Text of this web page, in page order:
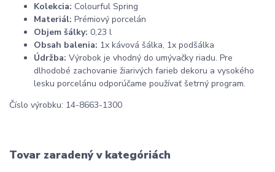
Kolekcia: Colourful Spring
Materiál: Prémiový porcelán
Objem šálky: 0,23 l
Obsah balenia: 1x kávová šálka, 1x podšálka
Údržba: Výrobok je vhodný do umývačky riadu. Pre
dlhodobé zachovanie žiarivých farieb dekoru a vysokého
lesku porcelánu odporúčame používať šetrný program.
Číslo výrobku: 14-8663-1300
Tovar zaradený v kategóriách